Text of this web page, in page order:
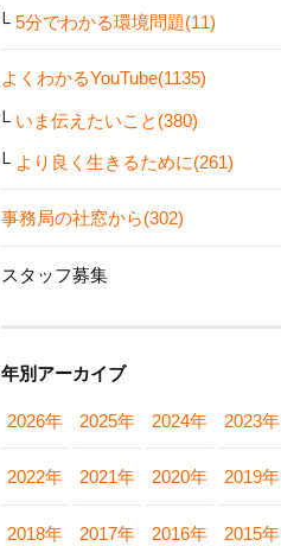
5分でわかる環境問題(11)
よくわかるYouTube(1135)
いま伝えたいこと(380)
より良く生きるために(261)
事務局の社窓から(302)
スタッフ募集
年別アーカイブ
2026年 2025年 2024年 2023年
2022年 2021年 2020年 2019年
2018年 2017年 2016年 2015年